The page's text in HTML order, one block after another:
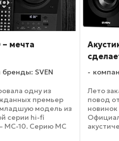
– мечта
SVEN
одну из
премьер
модель из
серии hi-fi
MC-10. Серию MC
Лето
повод
новинок